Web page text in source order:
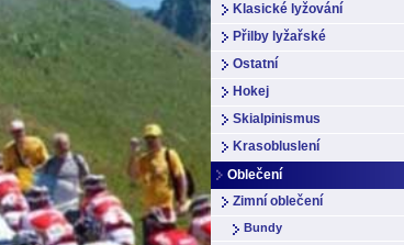
Klasické lyžování
Přilby lyžařské
Ostatní
Hokej
Skialpinismus
Krasobluslení
Oblečení
Zimní oblečení
Bundy